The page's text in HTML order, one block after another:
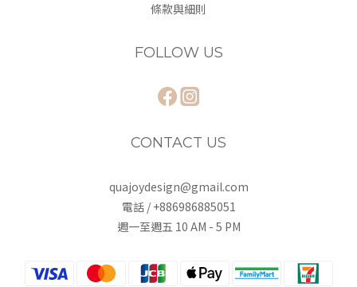
條款與細則
FOLLOW US
CONTACT US
quajoydesign@gmail.com
電話 / +886986885051
週一至週五 10 AM - 5 PM